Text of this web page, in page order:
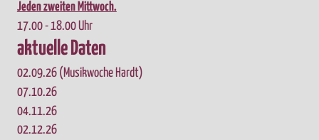
Jeden zweiten Mittwoch.
17.00 - 18.00 Uhr
aktuelle Daten
02.09.26 (Musikwoche Hardt)
07.10.26
04.11.26
02.12.26